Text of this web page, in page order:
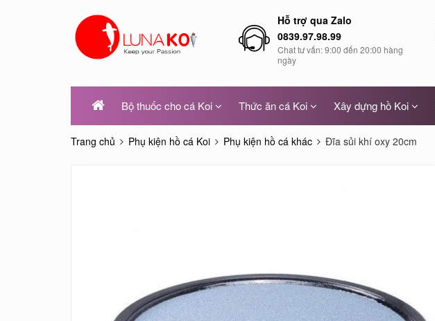
Hỗ trợ qua Zalo
0839.97.98.99
Chat tư vấn: 9:00 đến 20:00 hàng
ngày
Bộ thuốc cho cá Koi Thức ăn cá Koi Xây dựng hồ Koi
Trang chủ Phụ kiện hồ cá Koi Phụ kiện hồ cá khác Đĩa sủi khí oxy 20cm